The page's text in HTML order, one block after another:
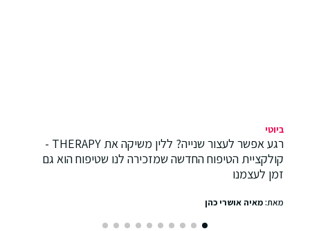
ביוטי
רגע אפשר לעצור שנייה? ללין משיקה את THERAPY -
קולקציית הטיפוח החדשה שמזכירה לנו שטיפוח הוא גם
זמן לעצמנו
מאת:מאיה אושרי כהן